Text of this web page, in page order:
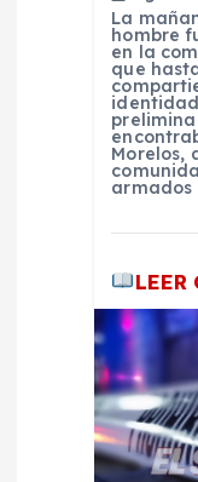
La
hombre
en la
que
Morelos,
armados
LEER